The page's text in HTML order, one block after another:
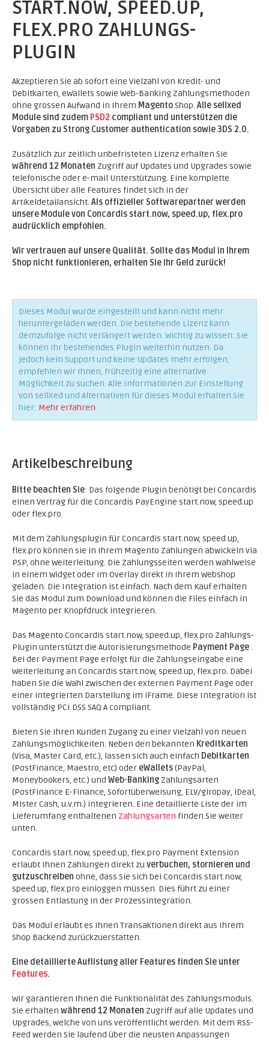
START.NOW, SPEED.UP,
FLEX.PRO ZAHLUNGS-
PLUGIN
Akzeptieren Sie ab sofort eine Vielzahl von Kredit- und
Debitkarten, eWallets sowie Web-Banking Zahlungsmethoden
ohne grossen Aufwand in Ihrem MagentoShop. Alle sellxed
Module sind zudem PSD2 compliant und unterstützen die
Vorgaben zu Strong Customer authentication sowie 3DS 2.0.
Zusätzlich zur zeitlich unbefristeten Lizenz erhalten Sie
während 12 Monaten Zugriff auf Updates und Upgrades sowie
telefonische oder e-mail Unterstützung. Eine komplette
Übersicht über alle Features findet sich in der
Artikeldetailansicht. Als offizieller Softwarepartner werden
unsere Module von Concardis start.now, speed.up, flex.pro
audrücklich empfohlen.
Wir vertrauen auf unsere Qualität. Sollte das Modul in Ihrem
Shop nicht funktionieren, erhalten Sie Ihr Geld zurück!
Dieses Modul wurde eingestellt und kann nicht mehr
heruntergeladen werden. Die bestehende Lizenz kann
demzufolge nicht verlängert werden. Wichtig zu wissen: Sie
können Ihr bestehendes Plugin weiterhin nutzen. Da
jedoch kein Support und keine Updates mehr erfolgen,
empfehlen wir Ihnen, frühzeitig eine alternative
Möglichkeit zu suchen. Alle Informationen zur Einstellung
von sellXed und Alternativen für dieses Modul erhalten Sie
hier: Mehr erfahren
Artikelbeschreibung
Bitte beachten Sie: Das folgende Plugin benötigt bei Concardis
einen Vertrag für die Concardis PayEngine start.now, speed.up
oder flex.pro.
Mit dem Zahlungsplugin für Concardis start.now, speed.up,
flex.pro können sie in Ihrem Magento Zahlungen abwickeln via
PSP, ohne Weiterleitung. Die Zahlungsseiten werden wahlweise
in einem Widget oder im Overlay direkt in Ihrem Webshop
geladen. Die Integration ist einfach. Nach dem Kauf erhalten
Sie das Modul zum Download und können die Files einfach in
Magento per Knopfdruck integrieren.
Das Magento Concardis start.now, speed.up, flex.pro Zahlungs-
Plugin unterstützt die Autorisierungsmethode Payment Page.
Bei der Payment Page erfolgt für die Zahlungseingabe eine
Weiterleitung an Concardis start.now, speed.up, flex.pro. Dabei
haben Sie die Wahl zwischen der externen Payment Page oder
einer integrierten Darstellung im iFrame. Diese Integration ist
vollständig PCI DSS SAQ A compliant.
Bieten Sie Ihren Kunden Zugang zu einer Vielzahl von neuen
Zahlungsmöglichkeiten. Neben den bekannten Kreditkarten
(Visa, Master Card, etc.), lassen sich auch einfach Debitkarten
(PostFinance, Maestro, etc) oder eWallets(PayPal,
Moneybookers, etc.) und Web-Banking Zahlungsarten
(PostFinance E-Finance, Sofortüberweisung, ELV/giropay, iDeal,
Mister Cash, u.v.m.) integrieren. Eine detaillierte Liste der im
Lieferumfang enthaltenen Zahlungsarten finden Sie weiter
unten.
Concardis start.now, speed.up, flex.pro Payment Extension
erlaubt Ihnen Zahlungen direkt zu verbuchen, stornieren und
gutzuschreiben ohne, dass Sie sich bei Concardis start.now,
speed.up, flex.pro einloggen müssen. Dies führt zu einer
grossen Entlastung in der Prozessintegration.
Das Modul erlaubt es Ihnen Transaktionen direkt aus Ihrem
Shop Backend zurückzuerstatten.
Eine detaillierte Auflistung aller Features finden Sie unter
Features.
Wir garantieren Ihnen die Funktionalität des Zahlungsmoduls.
Sie erhalten während 12 Monaten Zugriff auf alle Updates und
Upgrades, welche von uns veröffentlicht werden. Mit dem RSS-
Feed werden Sie laufend über die neusten Anpassungen